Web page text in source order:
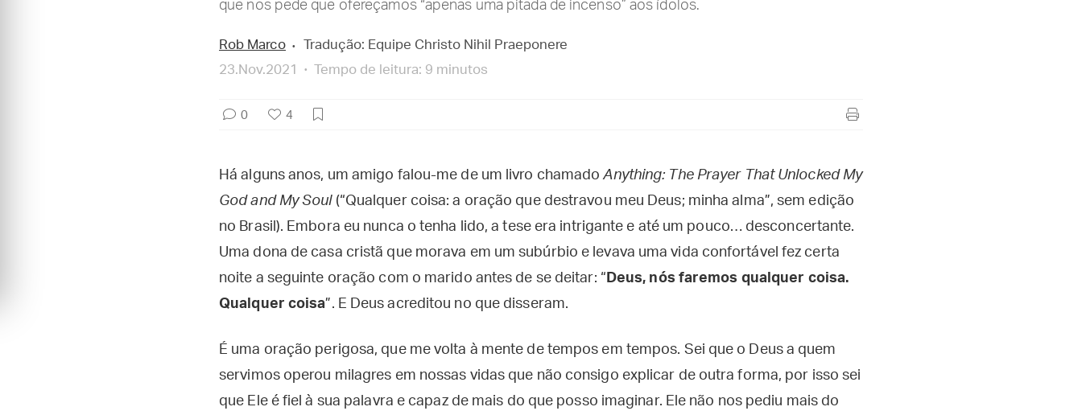
que nos pede que ofereçamos “apenas uma pitada de incenso” aos ídolos.
Rob Marco
Tradução: Equipe Christo Nihil Praeponere
23.Nov.2021
Tempo de leitura: 9 minutos
0 4
Há alguns anos, um amigo falou-me de um livro chamadoAnything: The Prayer That Unlocked My
God and My Soul(“Qualquer coisa: a oração que destravou meu Deus; minha alma”, sem edição
no Brasil). Embora eu nunca o tenha lido, a tese era intrigante e até um pouco… desconcertante.
Uma dona de casa cristã que morava em um subúrbio e levava uma vida confortável fez certa
noite a seguinte oração com o marido antes de se deitar: “ Deus, nós faremos qualquer coisa.
Qualquer coisa”. E Deus acreditou no que disseram.
É uma oração perigosa, que me volta à mente de tempos em tempos. Sei que o Deus a quem
servimos operou milagres em nossas vidas que não consigo explicar de outra forma, por isso sei
que Ele é fiel à sua palavra e capaz de mais do que posso imaginar. Ele não nos pediu mais do